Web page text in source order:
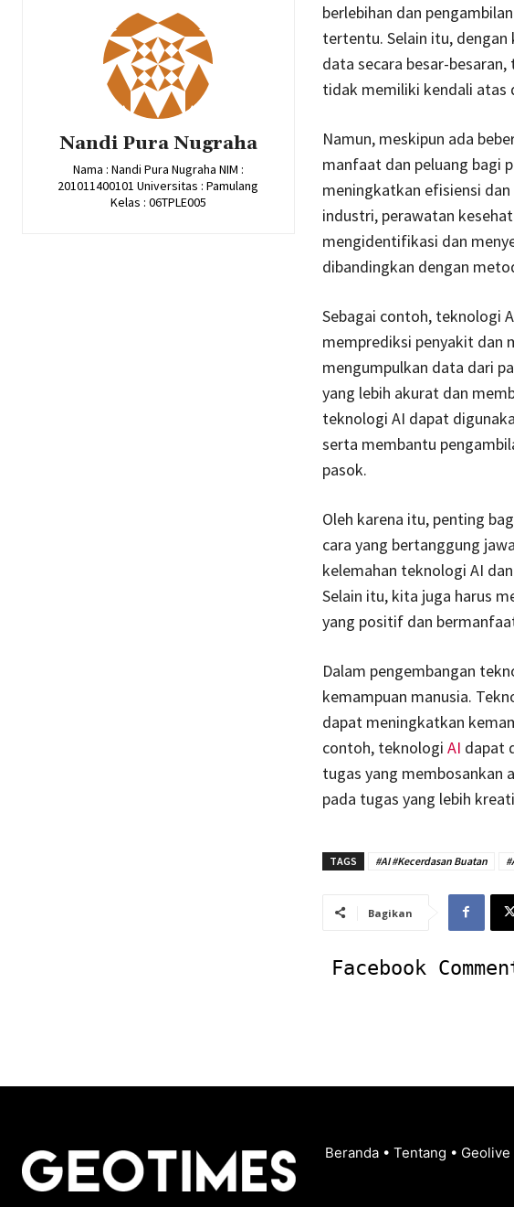
Nandi Pura Nugraha
Nama : Nandi Pura Nugraha NIM :
201011400101 Universitas : Pamulang
Kelas : 06TPLE005
berlebihan dan
tertentu. Selain itu,
data secara besar-
tidak memiliki kendali atas
Namun, meskipun ada
manfaat dan peluang bagi
meningkatkan efisiensi
industri, perawatan
mengidentifikasi dan
dibandingkan dengan
Sebagai contoh, teknologi
memprediksi penyakit dan
mengumpulkan data dari
yang lebih akurat dan
teknologi AI dapat
serta membantu
pasok.
Oleh karena itu, penting
cara yang bertanggung
kelemahan teknologi AI
Selain itu, kita juga harus
yang positif dan
Dalam pengembangan
kemampuan manusia.
dapat meningkatkan
contoh, teknologi AI dapat
tugas yang membosankan
pada tugas yang lebih
TAGS #AI #Kecerdasan Buatan
Bagikan
Facebook
Beranda • Tentang • Geolive